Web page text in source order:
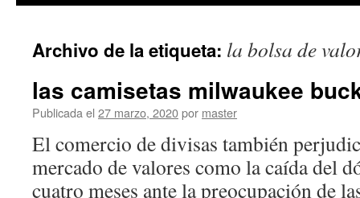
contenido
Archivo de la etiqueta: la bolsa de
las camisetas milwaukee
Publicada el 27 marzo, 2020por master
El comercio de divisas también
mercado de valores como la caída del
cuatro meses ante la preocupación de